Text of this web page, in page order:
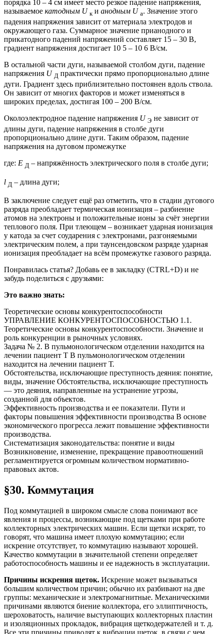
порядка 10 – 4 см имеет место резкое падение напря­жения,
называемое катод­ным U к и анодным U а. Значение этого
падения на­пряжения зависит от мате­риала электродов и
окружа­ющего газа. Суммарное зна­чение прианодного и
прикатодного падений напряжений составляет 15 – 30 В,
градиент напряжения достигает 10 5 – 10 6 В/см.
В остальной части дуги, называемой столбом дуги, падение
напряжения U Д практически прямо пропорционально длине
дуги. Градиент здесь приблизительно постоянен вдоль ствола.
Он зависит от многих факторов и может изменяться в
широких пределах, достигая 100 – 200 В/см.
Околоэлектродное падение напряжения U Э не зависит от
длины дуги, падение напряжения в столбе дуги
пропорционально длине дуги. Таким образом, падение
напряжения на дуговом промежутке
где: Е Д – напряжённость электрического поля в столбе дуги;
l Д – длина дуги;
В заключение следует ещё раз отметить, что в стадии дугового
разряда преобладает термическая ионизация – разбиение
атомов на электроны и положительные ионы за счёт энергии
теплового поля. При тлеющем – возникает ударная ионизация
у катода за счет соударения с электронами, разгоняемыми
электри­ческим полем, а при таунсендовском разряде ударная
ионизация пре­обладает на всём промежутке газового разряда.
Понравилась статья? Добавь ее в закладку (CTRL+D) и не
забудь поделиться с друзьями:
Это важно знать:
Теоретические основы конкурентоспособности
УПРАВЛЕНИЕ КОНКУРЕНТОСПОСОБНОСТЬЮ 1.1.
Теоретические основы конкурентоспособности. Значение и
роль конкуренции в рыночных условиях.
Задача № 2. В пульмонологическом отделении находится на
лечении пациент Т В пульмонологическом отделении
находится на лечении пациент Т.
Обстоятельства, исключающие преступность деяния: понятие,
виды, значение Обстоятельства, исключающие преступность
— это деяния, направленные на устранение угрозы,
созданной для объектов.
Эффективность производства и ее показатели. Пути и
факторы повышения эффективности производства В основе
экономического прогресса лежит повышение эффективнос­ти
производства.
Систематизация законодательства: понятие и виды
Возникновение, изменение, прекращение правоотношений
регламентируется огромным количеством нормативно-
правовых актов.
§30. Коммутация
Под коммутацией в широком смысле слова понимают все
явления и процессы, возникающие под щетками при работе
коллекторных электрических машин. Если щетки искрят, то
говорят, что машина имеет плохую коммутацию; если
искрение отсутствует, то коммутацию называют хорошей.
Качество коммутации в значительной степени определяет
работоспособность машины и ее надежность в эксплуатации.
Причины искрения щеток. Искрение может вызываться
большим количеством причин; обычно их разбивают на две
группы: механические и электромагнитные. Механическими
причинами являются биение коллектора, его эллиптичность,
шероховатость, наличие выступающих коллекторных пластин
и изоляционных прокладок, вибрация щеткодержателей и т. д.
Все эти причины приводят к вибрации щеток, в связи с чем